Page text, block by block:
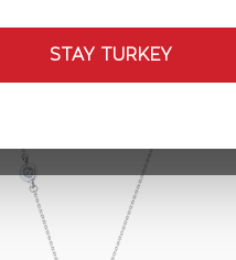
STAY TURKEY